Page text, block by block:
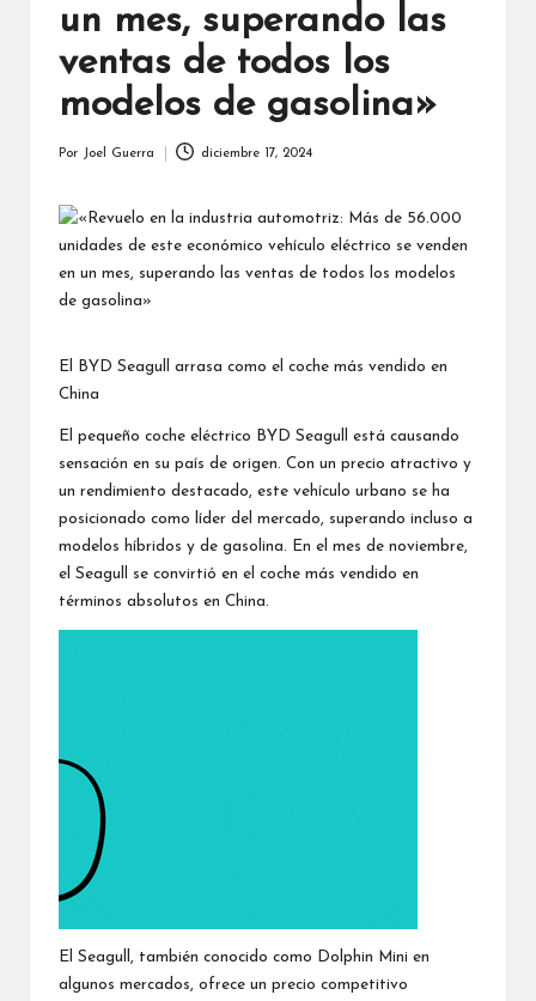
un mes, superando las
ventas de todos los
modelos de gasolina»
Por Joel Guerra diciembre 17, 2024
El BYD Seagull arrasa como el coche más vendido en
China
El pequeño coche eléctrico BYD Seagull está causando
sensación en su país de origen. Con un precio atractivo y
un rendimiento destacado, este vehículo urbano se ha
posicionado como líder del mercado, superando incluso a
modelos híbridos y de gasolina. En el mes de noviembre,
el Seagull se convirtió en el coche más vendido en
términos absolutos en China.
El Seagull, también conocido como Dolphin Mini en
algunos mercados, ofrece un precio competitivo